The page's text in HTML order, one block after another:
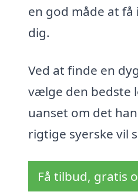
en god måde at
dig.
Ved at finde en
vælge den bedste
uanset om det
rigtige syerske vil
Få tilbud, gratis